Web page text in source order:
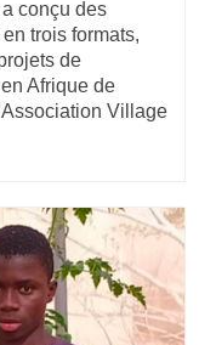
conçu des
trois formats,
de
Afrique de
Village